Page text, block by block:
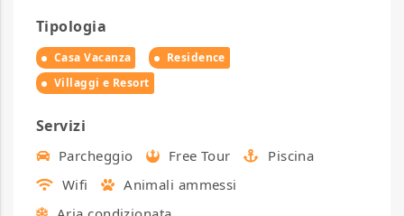
Tipologia
Casa Vacanza
Residence
Villaggi e Resort
Servizi
Parcheggio Free Tour
Piscina
Wifi
Animali ammessi